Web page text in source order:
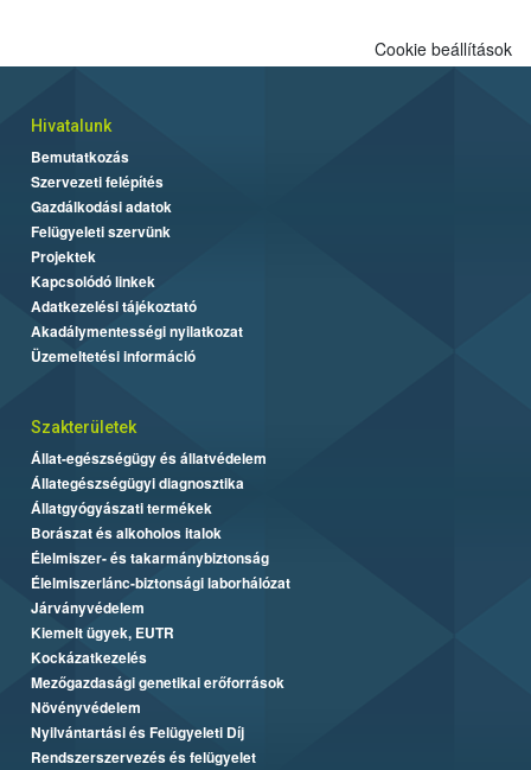
Cookie beállítások
Hivatalunk
Bemutatkozás
Szervezeti felépítés
Gazdálkodási adatok
Felügyeleti szervünk
Projektek
Kapcsolódó linkek
Adatkezelési tájékoztató
Akadálymentességi nyilatkozat
Üzemeltetési információ
Szakterületek
Állat-egészségügy és állatvédelem
Állategészségügyi diagnosztika
Állatgyógyászati termékek
Borászat és alkoholos italok
Élelmiszer- és takarmánybiztonság
Élelmiszerlánc-biztonsági laborhálózat
Járványvédelem
Kiemelt ügyek, EUTR
Kockázatkezelés
Mezőgazdasági genetikai erőforrások
Növényvédelem
Nyilvántartási és Felügyeleti Díj
Rendszerszervezés és felügyelet